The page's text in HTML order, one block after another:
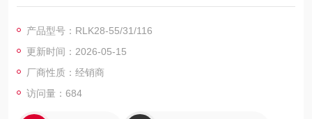
输出的型号
产品型号：RLK28-55/31/116
更新时间：2026-05-15
厂商性质：经销商
访问量：684